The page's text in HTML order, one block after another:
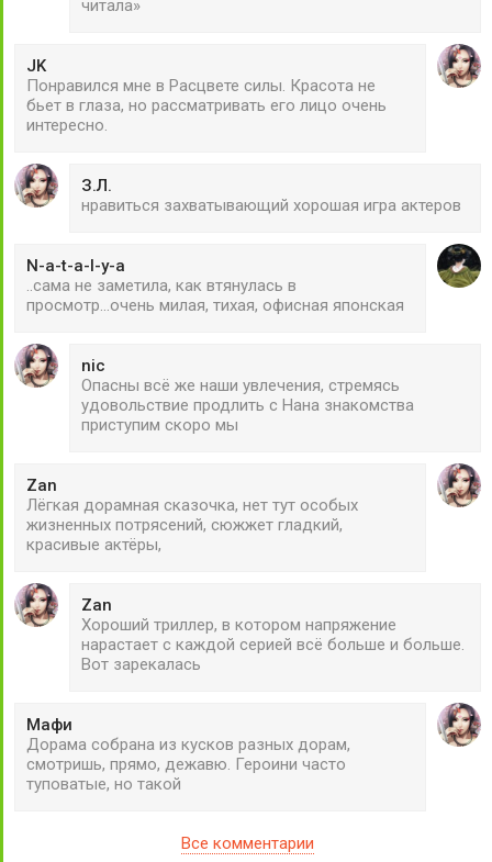
читала»
JK
Понравился мне в Расцвете силы. Красота не
бьет в глаза, но рассматривать его лицо очень
интересно.
З.Л.
нравиться захватывающий хорошая игра актеров
N-a-t-a-l-y-a
..сама не заметила, как втянулась в
просмотр...очень милая, тихая, офисная японская
nic
Опасны всё же наши увлечения, стремясь
удовольствие продлить с Нана знакомства
приступим скоро мы
Zan
Лёгкая дорамная сказочка, нет тут особых
жизненных потрясений, сюжжет гладкий,
красивые актёры,
Zan
Хороший триллер, в котором напряжение
нарастает с каждой серией всё больше и больше.
Вот зарекалась
Мафи
Дорама собрана из кусков разных дорам,
смотришь, прямо, дежавю. Героини часто
туповатые, но такой
Все комментарии